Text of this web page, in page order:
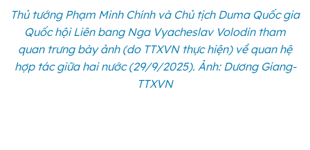
Thủ tướng Phạm Minh Chính và Chủ tịch Duma Quốc gia
Quốc hội Liên bang Nga Vyacheslav Volodin tham
quan trưng bày ảnh (do TTXVN thực hiện) về quan hệ
hợp tác giữa hai nước (29/9/2025). Ảnh: Dương Giang-
TTXVN